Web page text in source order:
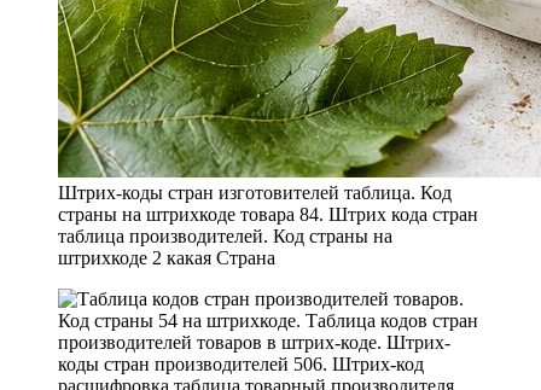
Штрих-коды стран изготовителей таблица. Код
страны на штрихкоде товара 84. Штрих кода стран
таблица производителей. Код страны на
штрихкоде 2 какая Страна